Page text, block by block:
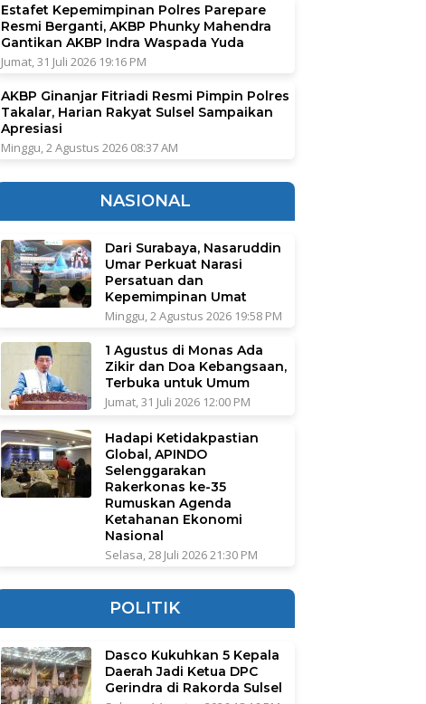
Estafet Kepemimpinan Polres Parepare
Resmi Berganti, AKBP Phunky Mahendra
Gantikan AKBP Indra Waspada Yuda
Jumat, 31 Juli 2026 19:16 PM
AKBP Ginanjar Fitriadi Resmi Pimpin Polres
Takalar, Harian Rakyat Sulsel Sampaikan
Apresiasi
Minggu, 2 Agustus 2026 08:37 AM
NASIONAL
Dari Surabaya, Nasaruddin
Umar Perkuat Narasi
Persatuan dan
Kepemimpinan Umat
Minggu, 2 Agustus 2026 19:58 PM
1 Agustus di Monas Ada
Zikir dan Doa Kebangsaan,
Terbuka untuk Umum
Jumat, 31 Juli 2026 12:00 PM
Hadapi Ketidakpastian
Global, APINDO
Selenggarakan
Rakerkonas ke-35
Rumuskan Agenda
Ketahanan Ekonomi
Nasional
Selasa, 28 Juli 2026 21:30 PM
POLITIK
Dasco Kukuhkan 5 Kepala
Daerah Jadi Ketua DPC
Gerindra di Rakorda Sulsel